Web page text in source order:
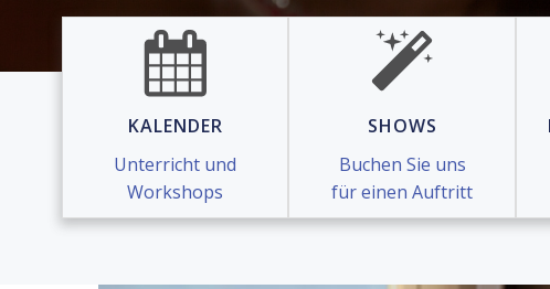
KALENDER
Unterricht und
Workshops
SHOWS
Buchen Sie uns
für einen Auftritt